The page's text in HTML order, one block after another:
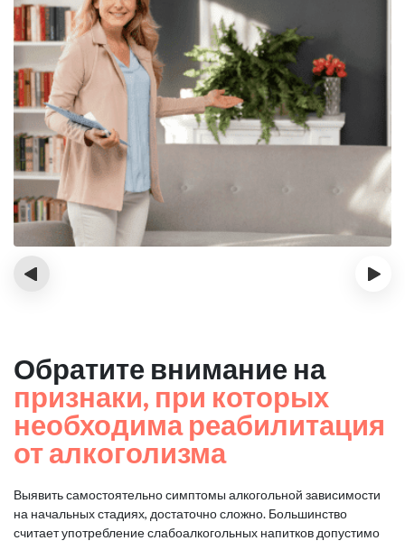
‹ ›
Обратите внимание на
признаки, при которых
необходима реабилитация
от алкоголизма
Выявить самостоятельно симптомы алкогольной зависимости
на начальных стадиях, достаточно сложно. Большинство
считает употребление слабоалкогольных напитков допустимо